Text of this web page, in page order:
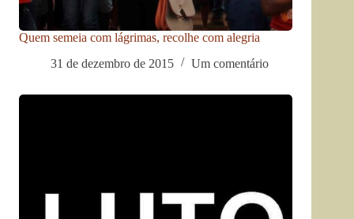
Quem semeia com lágrimas, recolhe com alegria
31 de dezembro de 2015
Um comentário